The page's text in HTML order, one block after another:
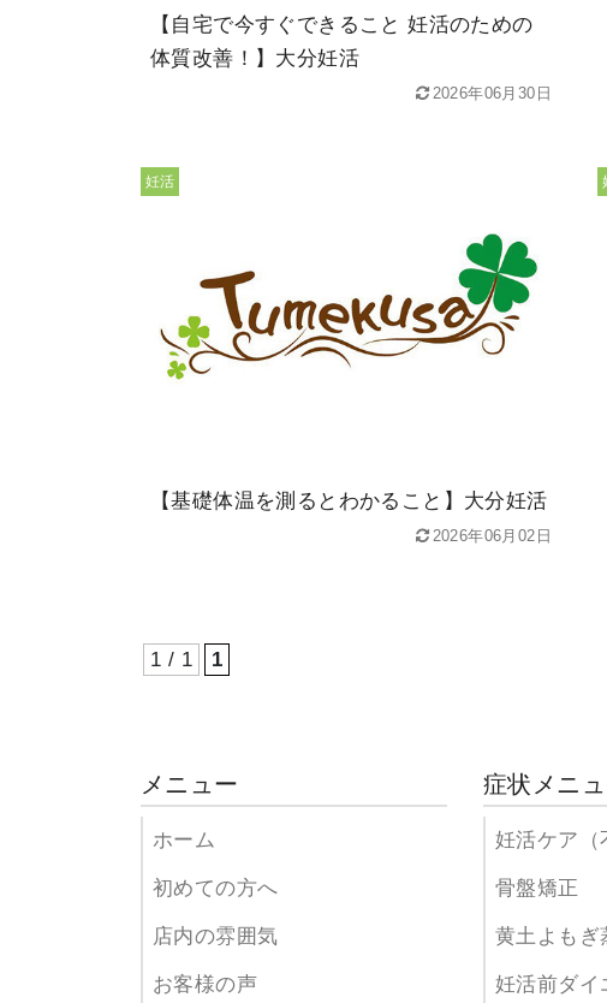
【自宅で今すぐできること 妊活のための
体質改善！】大分妊活
2026年06月30日
妊活
【基礎体温を測るとわかること】大分妊活
2026年06月02日
1 / 1 1
メニュー
ホーム
初めての方へ
店内の雰囲気
お客様の声
症状メニ
妊活ケア（
骨盤矯正
黄土よもぎ
妊活前ダイ